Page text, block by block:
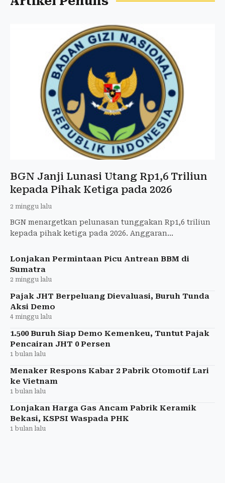
BGN Janji Lunasi Utang Rp1,6 Triliun
kepada Pihak Ketiga pada 2026
2 minggu lalu
BGN menargetkan pelunasan tunggakan Rp1,6 triliun
kepada pihak ketiga pada 2026. Anggaran
Lonjakan Permintaan Picu Antrean BBM di
Sumatra
2 minggu lalu
Pajak JHT Berpeluang Dievaluasi, Buruh Tunda
Aksi Demo
4 minggu lalu
1.500 Buruh Siap Demo Kemenkeu, Tuntut Pajak
Pencairan JHT 0 Persen
1 bulan lalu
Menaker Respons Kabar 2 Pabrik Otomotif Lari
ke Vietnam
1 bulan lalu
Lonjakan Harga Gas Ancam Pabrik Keramik
Bekasi, KSPSI Waspada PHK
1 bulan lalu